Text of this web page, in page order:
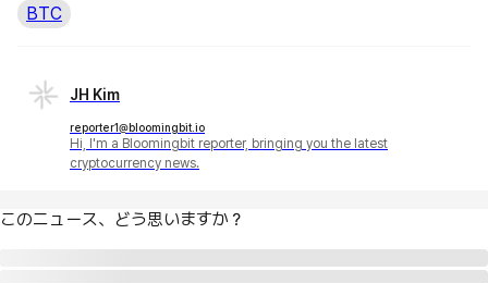
BTC
JH Kim
reporter1@bloomingbit.io
Hi, I'm a Bloomingbit reporter, bringing you the latest
cryptocurrency news.
このニュース、どう思いますか？